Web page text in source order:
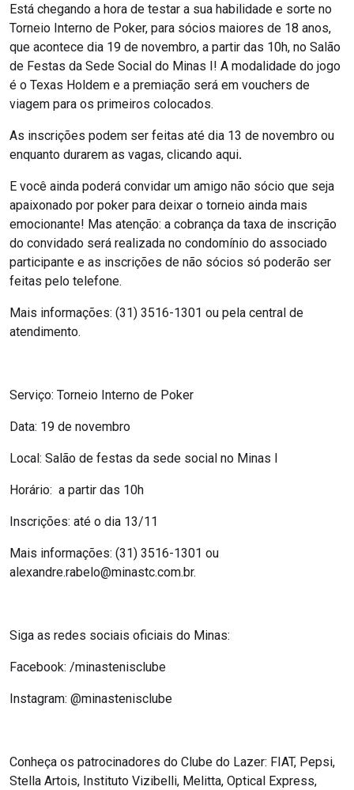
Está chegando a hora de testar a sua habilidade e sorte no
Torneio Interno de Poker, para sócios maiores de 18 anos,
que acontece dia 19 de novembro, a partir das 10h, no Salão
de Festas da Sede Social do Minas I! A modalidade do jogo
é o Texas Holdem e a premiação será em vouchers de
viagem para os primeiros colocados.
As inscrições podem ser feitas até dia 13 de novembro ou
enquanto durarem as vagas, clicando aqui.
E você ainda poderá convidar um amigo não sócio que seja
apaixonado por poker para deixar o torneio ainda mais
emocionante! Mas atenção: a cobrança da taxa de inscrição
do convidado será realizada no condomínio do associado
participante e as inscrições de não sócios só poderão ser
feitas pelo telefone.
Mais informações: (31) 3516-1301 ou pela central de
atendimento.
Serviço: Torneio Interno de Poker
Data: 19 de novembro
Local: Salão de festas da sede social no Minas I
Horário: a partir das 10h
Inscrições: até o dia 13/11
Mais informações: (31) 3516-1301 ou
alexandre.rabelo@minastc.com.br.
Siga as redes sociais oficiais do Minas:
Facebook: /minastenisclube
Instagram: @minastenisclube
Conheça os patrocinadores do Clube do Lazer: FIAT, Pepsi,
Stella Artois, Instituto Vizibelli, Melitta, Optical Express,